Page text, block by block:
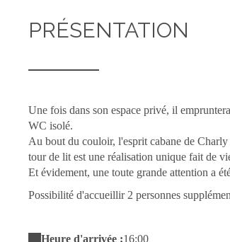
PRÉSENTATION
Une fois dans son espace privé, il
WC isolé.
Au bout du couloir, l'esprit cabane de
tour de lit est une réalisation unique fait de
Et évidement, une toute grande attention a
Possibilité d'accueillir 2 personnes
Heure d'arrivée :16:00